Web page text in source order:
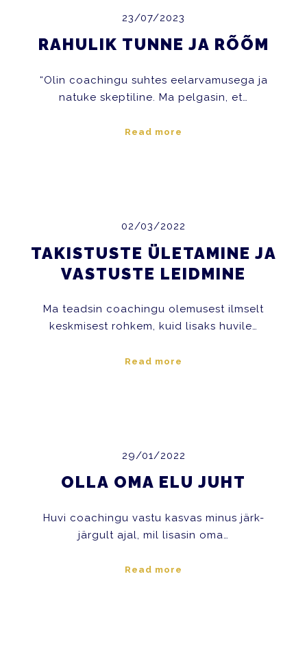
23/07/2023
RAHULIK TUNNE JA RÕÕM
“Olin coachingu suhtes eelarvamusega ja
natuke skeptiline. Ma pelgasin, et…
Read more
02/03/2022
TAKISTUSTE ÜLETAMINE JA
VASTUSTE LEIDMINE
Ma teadsin coachingu olemusest ilmselt
keskmisest rohkem, kuid lisaks huvile…
Read more
29/01/2022
OLLA OMA ELU JUHT
Huvi coachingu vastu kasvas minus järk-
järgult ajal, mil lisasin oma…
Read more